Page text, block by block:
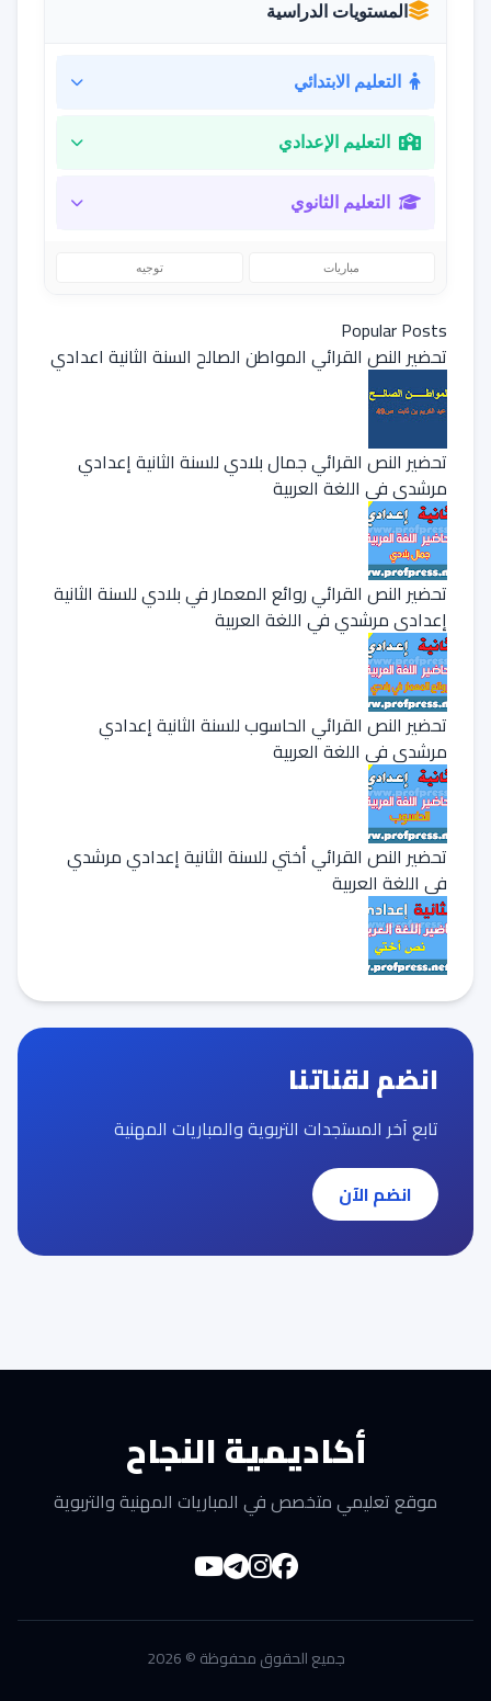
المستويات الدراسية
التعليم الابتدائي
التعليم الإعدادي
التعليم الثانوي
مباريات توجيه
Popular Posts
تحضير النص القرائي المواطن الصالح السنة الثانية اعدادي
تحضير النص القرائي جمال بلادي للسنة الثانية إعدادي
مرشدي في اللغة العربية
تحضير النص القرائي روائع المعمار في بلادي للسنة الثانية
إعدادي مرشدي في اللغة العربية
تحضير النص القرائي الحاسوب للسنة الثانية إعدادي
مرشدي في اللغة العربية
تحضير النص القرائي أختي للسنة الثانية إعدادي مرشدي
في اللغة العربية
انضم لقناتنا
تابع آخر المستجدات التربوية والمباريات المهنية
انضم الآن
أكاديمية النجاح
موقع تعليمي متخصص في المباريات المهنية والتربوية
جميع الحقوق محفوظة © 2026